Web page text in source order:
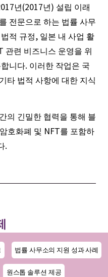
년(2017년) 설립 이래
전문으로 하는 법률 사무
적 규정, 일본 내 사업 활
관련 비즈니스 운영을 위
니다. 이러한 작업은 국
타 법적 사항에 대한 지식
의 긴밀한 협력을 통해 블
호화폐 및 NFT를 포함하
.
법률 사무소의 지원 성과 사례
원스톱 솔루션 제공